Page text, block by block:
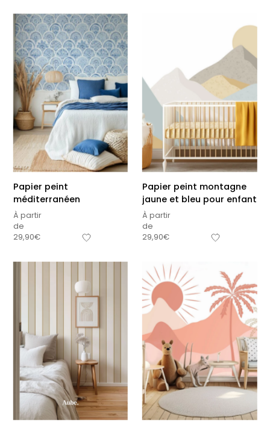
Papier peint
méditerranéen
À partir
de
29,90€
Papier peint montagne
jaune et bleu pour enfant
À partir
de
29,90€